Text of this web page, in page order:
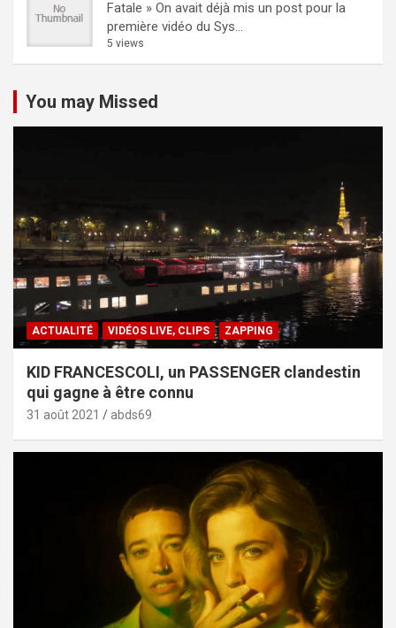
Fatale » On avait déjà mis un post pour la
première vidéo du Sys...
5 views
You may Missed
ACTUALITÉ VIDÉOS LIVE, CLIPS ZAPPING
KID FRANCESCOLI, un PASSENGER clandestin
qui gagne à être connu
31 août 2021 abds69